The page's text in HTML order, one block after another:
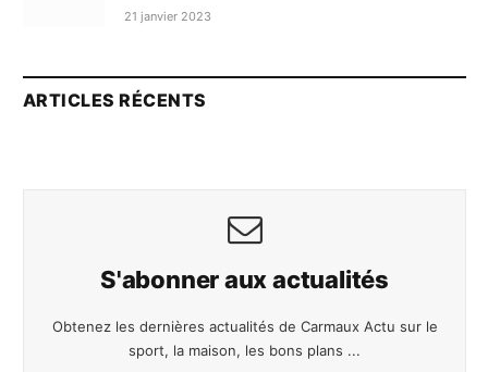
21 janvier 2023
ARTICLES RÉCENTS
S'abonner aux actualités
Obtenez les dernières actualités de Carmaux Actu sur le
sport, la maison, les bons plans ...